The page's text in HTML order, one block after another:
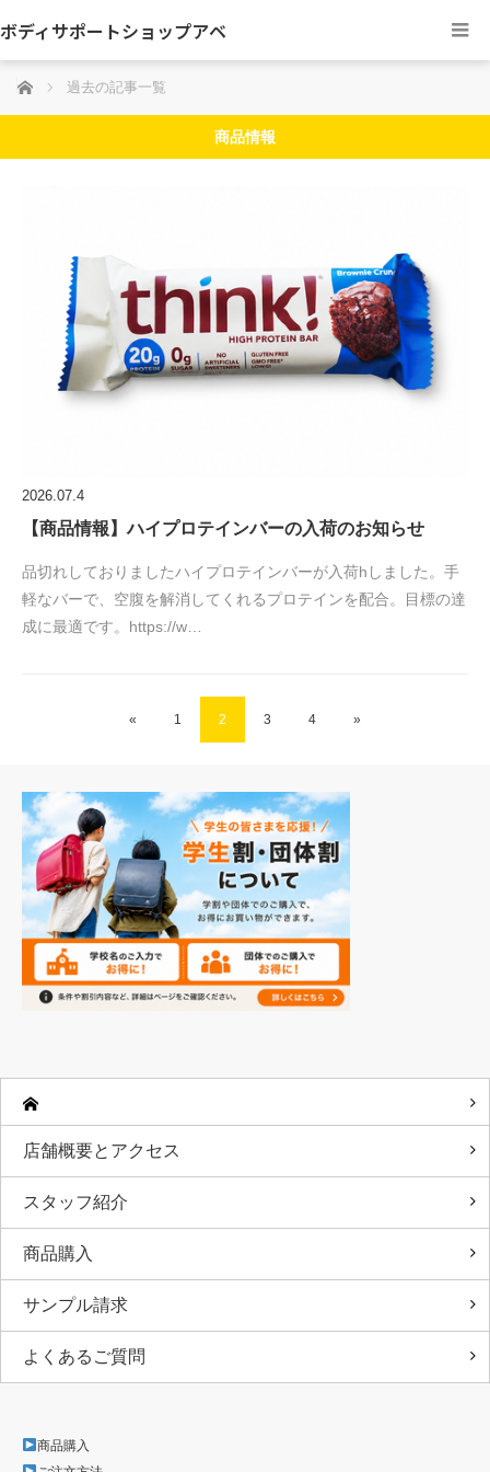
ボディサポートショップアベ
ホーム 過去の記事一覧
商品情報
2026.07.4
【商品情報】ハイプロテインバーの入荷のお知らせ
品切れしておりましたハイプロテインバーが入荷hしました。手
軽なバーで、空腹を解消してくれるプロテインを配合。目標の達
成に最適です。https://w…
« 1 2 3 4 »
店舗概要とアクセス
スタッフ紹介
商品購入
サンプル請求
よくあるご質問
商品購入